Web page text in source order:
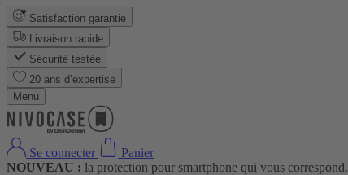
Satisfaction garantie
Livraison rapide
Sécurité testée
20 ans d’expertise
Menu
Se connecter
Panier
NOUVEAU : la protection pour smartphone qui vous correspond.